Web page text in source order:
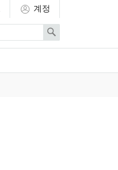
계정
Search